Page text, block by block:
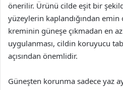
önerilir. Ürünü cilde eşit bir
yüzeylerin kaplandığından emin
kreminin güneşe çıkmadan en
uygulanması, cildin koruyucu
açısından önemlidir.
Güneşten korunma sadece yaz